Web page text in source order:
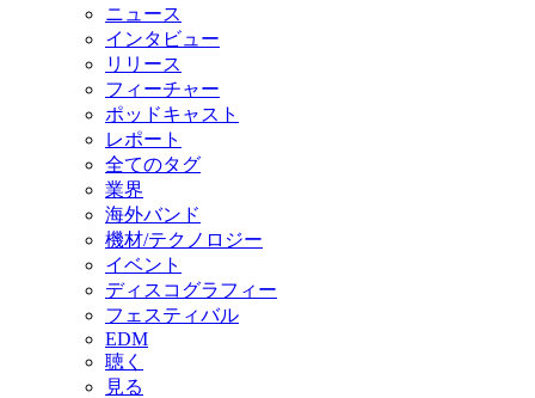
ニュース
インタビュー
リリース
フィーチャー
ポッドキャスト
レポート
全てのタグ
業界
海外バンド
機材/テクノロジー
イベント
ディスコグラフィー
フェスティバル
EDM
聴く
見る